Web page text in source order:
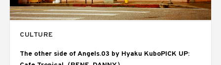
CULTURE
The other side of Angels.03 by Hyaku KuboPICK UP: